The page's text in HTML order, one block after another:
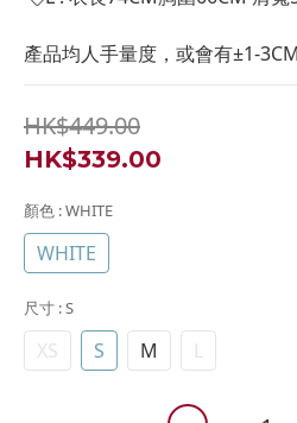
產品均人手量度，或會有±1-
HK$449.00
HK$339.00
顏色 : WHITE
WHITE
尺寸 : S
XS S M L